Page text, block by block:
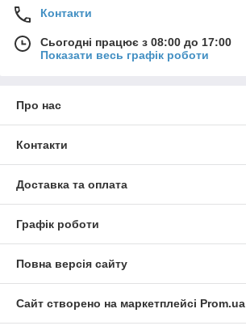
Контакти
Сьогодні працює з 08:00 до 17:00
Показати весь графік роботи
Про нас
Контакти
Доставка та оплата
Графік роботи
Повна версія сайту
Сайт створено на маркетплейсі Prom.ua